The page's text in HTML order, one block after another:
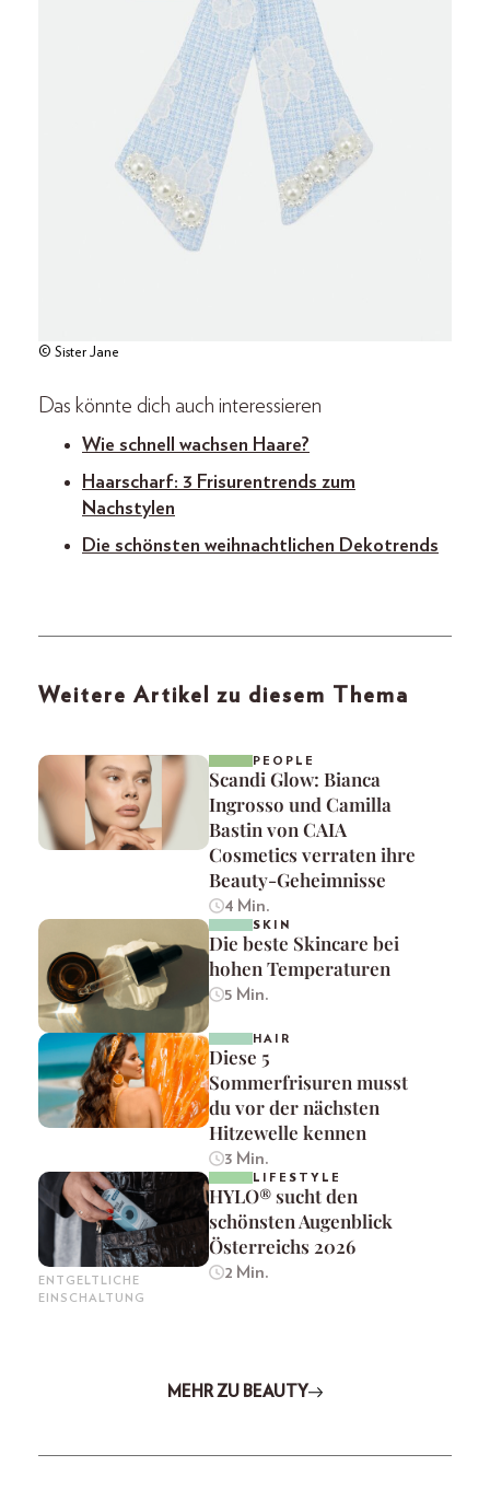
© Sister Jane
Das könnte dich auch interessieren
Wie schnell wachsen Haare?
Haarscharf: 3 Frisurentrends zum
Nachstylen
Die schönsten weihnachtlichen Dekotrends
Weitere Artikel zu diesem Thema
PEOPLE
Scandi Glow: Bianca
Ingrosso und Camilla
Bastin von CAIA
Cosmetics verraten ihre
Beauty-Geheimnisse
4 Min.
SKIN
Die beste Skincare bei
hohen Temperaturen
5 Min.
HAIR
Diese 5
Sommerfrisuren musst
du vor der nächsten
Hitzewelle kennen
3 Min.
ENTGELTLICHE
EINSCHALTUNG
LIFESTYLE
HYLO® sucht den
schönsten Augenblick
Österreichs 2026
2 Min.
MEHR ZU BEAUTY